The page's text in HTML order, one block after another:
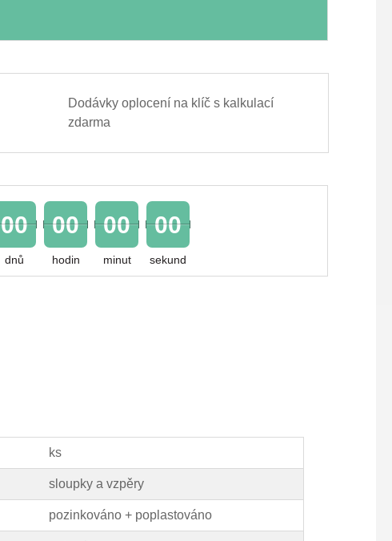
Dodávky oplocení na klíč s kalkulací
zdarma
00
dnů
00
hodin
00
minut
00
sekund
ks
sloupky a vzpěry
pozinkováno + poplastováno